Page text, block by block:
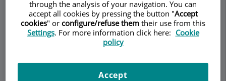
Pedir cita
through the analysis of your navigation. You can
accept all cookies by pressing the button "Accept
cookies" or configure/refuse them their use from this
Settings. For more information click here: Cookie
policy
Accept